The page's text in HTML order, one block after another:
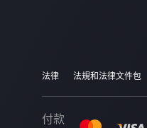
法律 法規和法律文件包
付款